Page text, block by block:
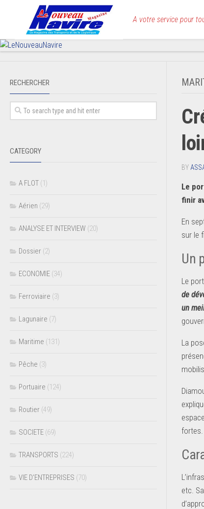
A votre service pour
BY
Le
finir
En
sur le
Un
Le
de
un
La
etc.
RECHERCHER
CATEGORY
A FLOT (1)
Aérien (29)
ANALYSE ET INTERVIEW (20)
Dossier (2)
ECONOMIE (34)
Ferroviaire (3)
Lagunaire (7)
Maritime (131)
Pêche (3)
Portuaire (124)
Routier (49)
SOCIETE (69)
TRANSPORTS (224)
VIE D’ENTREPRISES (70)